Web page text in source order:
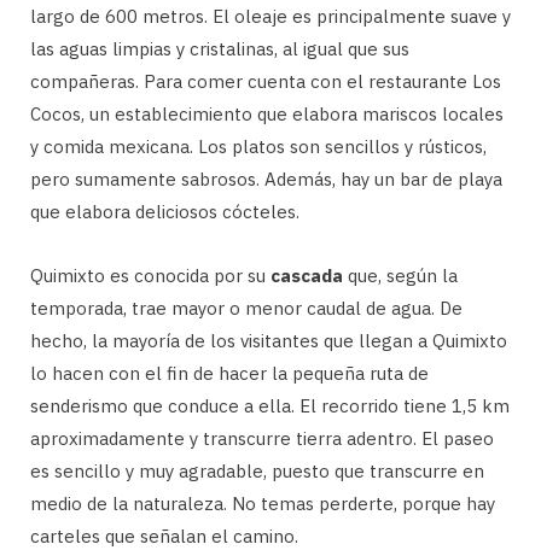
largo de 600 metros. El oleaje es principalmente suave y
las aguas limpias y cristalinas, al igual que sus
compañeras. Para comer cuenta con el restaurante Los
Cocos, un establecimiento que elabora mariscos locales
y comida mexicana. Los platos son sencillos y rústicos,
pero sumamente sabrosos. Además, hay un bar de playa
que elabora deliciosos cócteles.
Quimixto es conocida por su cascada que, según la
temporada, trae mayor o menor caudal de agua. De
hecho, la mayoría de los visitantes que llegan a Quimixto
lo hacen con el fin de hacer la pequeña ruta de
senderismo que conduce a ella. El recorrido tiene 1,5 km
aproximadamente y transcurre tierra adentro. El paseo
es sencillo y muy agradable, puesto que transcurre en
medio de la naturaleza. No temas perderte, porque hay
carteles que señalan el camino.